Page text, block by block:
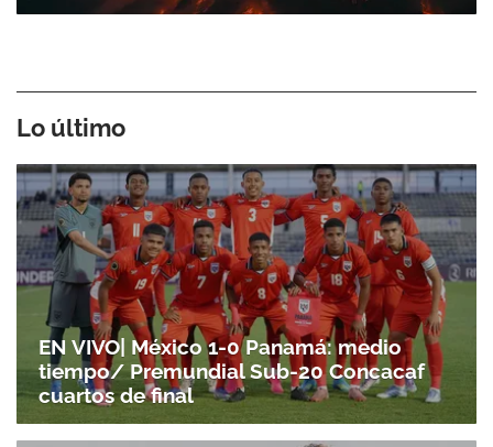
Lo último
EN VIVO| México 1-0 Panamá: medio
tiempo/ Premundial Sub-20 Concacaf
cuartos de final